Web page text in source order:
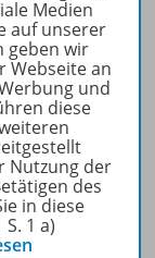
Medien
auf unserer
geben wir
Webseite an
und
diese
Nutzung der
des
in diese
1 a)